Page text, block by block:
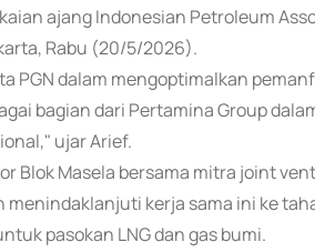
ajang Indonesian Petroleum
Rabu (20/5/2026).
PGN dalam mengoptimalkan
bagian dari Pertamina Group
ujar Arief.
Blok Masela bersama mitra joint
menindaklanjuti kerja sama ini ke
pasokan LNG dan gas bumi.